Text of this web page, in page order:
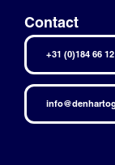
Contact
+31 (0)184 66